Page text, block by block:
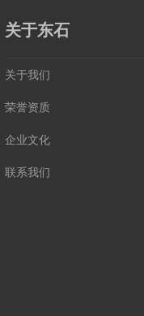
关于东石
关于我们
荣誉资质
企业文化
联系我们